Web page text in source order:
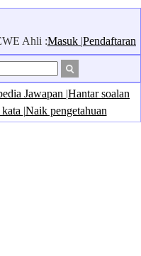
Ahli :Masuk |Pendaftaran
Jawapan |Hantar soalan
|Naik pengetahuan